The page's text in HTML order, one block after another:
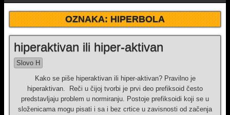
OZNAKA:HIPERBOLA
hiperaktivan ili hiper-aktivan
Slovo H
Kako se piše hiperaktivan ili hiper-aktivan? Pravilno je
hiperaktivan. Reči u čijoj tvorbi je prvi deo prefiksoid često
predstavlјaju problem u normiranju. Postoje prefiksoidi koji se u
složenicama mogu pisati i sa i bez crtice u zavisnosti od začenja